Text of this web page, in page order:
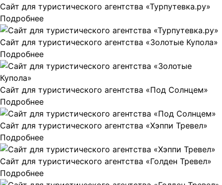
Сайт для туристического агентства «Турпутевка.ру»
Подробнее
Сайт для туристического агентства «Золотые Купола»
Подробнее
Сайт для туристического агентства «Под Солнцем»
Подробнее
Сайт для туристического агентства «Хэппи Тревел»
Подробнее
Сайт для туристического агентства «Голден Тревел»
Подробнее